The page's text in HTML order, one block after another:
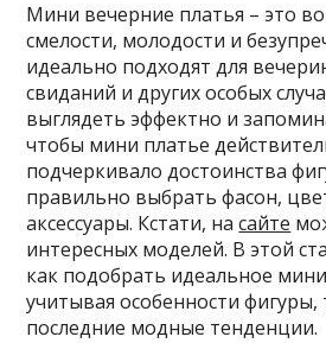
Мини вечерние платья – это
смелости, молодости и
идеально подходят для
свиданий и других особых
выглядеть эффектно и
чтобы мини платье
подчеркивало достоинства
правильно выбрать фасон,
аксессуары. Кстати, насайте
интересных моделей. В этой
как подобрать идеальное
учитывая особенности
последние модные тенденции.